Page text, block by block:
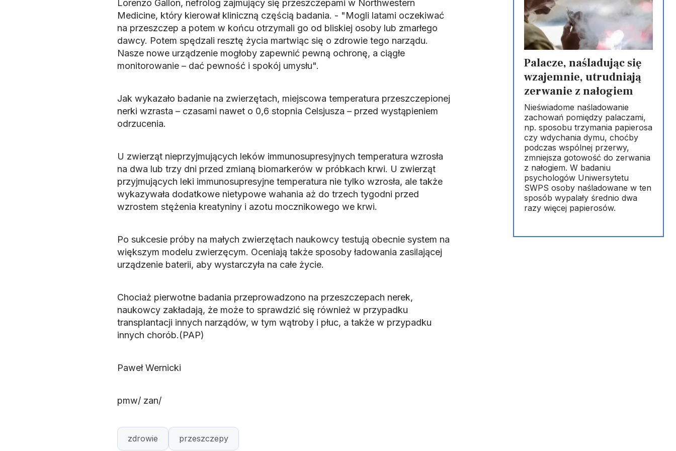
Lorenzo Gallon, nefrolog zajmujący się przeszczepami w Northwestern
Medicine, który kierował kliniczną częścią badania. - "Mogli latami oczekiwać
na przeszczep a potem w końcu otrzymali go od bliskiej osoby lub zmarłego
dawcy. Potem spędzali resztę życia martwiąc się o zdrowie tego narządu.
Nasze nowe urządzenie mogłoby zapewnić pewną ochronę, a ciągłe
monitorowanie – dać pewność i spokój umysłu".
Jak wykazało badanie na zwierzętach, miejscowa temperatura przeszczepionej
nerki wzrasta – czasami nawet o 0,6 stopnia Celsjusza – przed wystąpieniem
odrzucenia.
U zwierząt nieprzyjmujących leków immunosupresyjnych temperatura wzrosła
na dwa lub trzy dni przed zmianą biomarkerów w próbkach krwi. U zwierząt
przyjmujących leki immunosupresyjne temperatura nie tylko wzrosła, ale także
wykazywała dodatkowe nietypowe wahania aż do trzech tygodni przed
wzrostem stężenia kreatyniny i azotu mocznikowego we krwi.
Po sukcesie próby na małych zwierzętach naukowcy testują obecnie system na
większym modelu zwierzęcym. Oceniają także sposoby ładowania zasilającej
urządzenie baterii, aby wystarczyła na całe życie.
Chociaż pierwotne badania przeprowadzono na przeszczepach nerek,
naukowcy zakładają, że może to sprawdzić się również w przypadku
transplantacji innych narządów, w tym wątroby i płuc, a także w przypadku
innych chorób.(PAP)
Paweł Wernicki
pmw/ zan/
zdrowie przeszczepy
Palacze, naśladując się
wzajemnie, utrudniają
zerwanie z nałogiem
Nieświadome naśladowanie
zachowań pomiędzy palaczami,
np. sposobu trzymania papierosa
czy wdychania dymu, choćby
podczas wspólnej przerwy,
zmniejsza gotowość do zerwania
z nałogiem. W badaniu
psychologów Uniwersytetu
SWPS osoby naśladowane w ten
sposób wypalały średnio dwa
razy więcej papierosów.